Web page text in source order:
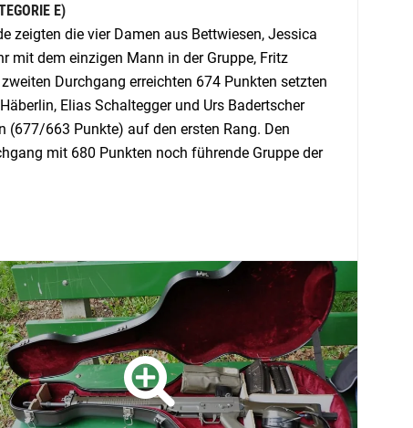
E)
zeigten die vier Damen aus Bettwiesen, Jessica
mit dem einzigen Mann in der Gruppe, Fritz
Durchgang erreichten 674 Punkten setzten
Elias Schaltegger und Urs Badertscher
663 Punkte) auf den ersten Rang. Den
mit 680 Punkten noch führende Gruppe der